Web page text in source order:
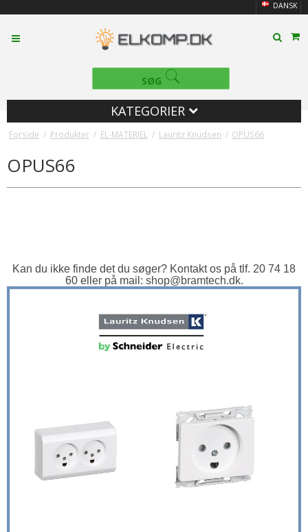
DANSK
SØG
KATEGORIER
Forside / Produkter / EL-MATERIEL / Lauritz Knudsen / OPUS66
OPUS66
Kan du ikke finde det du søger? Kontakt os på tlf. 20 74 18
60 eller på mail: shop@bramtech.dk.